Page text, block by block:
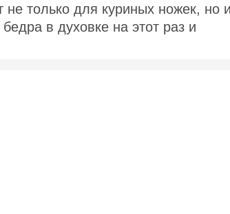
не только для куриных ножек, но
в духовке на этот раз и